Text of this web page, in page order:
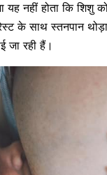
नहीं होता कि शिशु
के साथ स्तनपान
जा रही हैं।